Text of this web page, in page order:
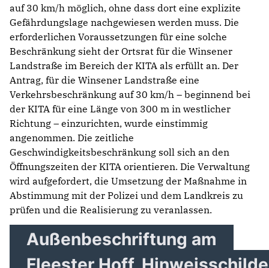
auf 30 km/h möglich, ohne dass dort eine explizite
Gefährdungslage nachgewiesen werden muss. Die
erforderlichen Voraussetzungen für eine solche
Beschränkung sieht der Ortsrat für die Winsener
Landstraße im Bereich der KITA als erfüllt an. Der
Antrag, für die Winsener Landstraße eine
Verkehrsbeschränkung auf 30 km/h – beginnend bei
der KITA für eine Länge von 300 m in westlicher
Richtung – einzurichten, wurde einstimmig
angenommen. Die zeitliche
Geschwindigkeitsbeschränkung soll sich an den
Öffnungszeiten der KITA orientieren. Die Verwaltung
wird aufgefordert, die Umsetzung der Maßnahme in
Abstimmung mit der Polizei und dem Landkreis zu
prüfen und die Realisierung zu veranlassen.
Außenbeschriftung am